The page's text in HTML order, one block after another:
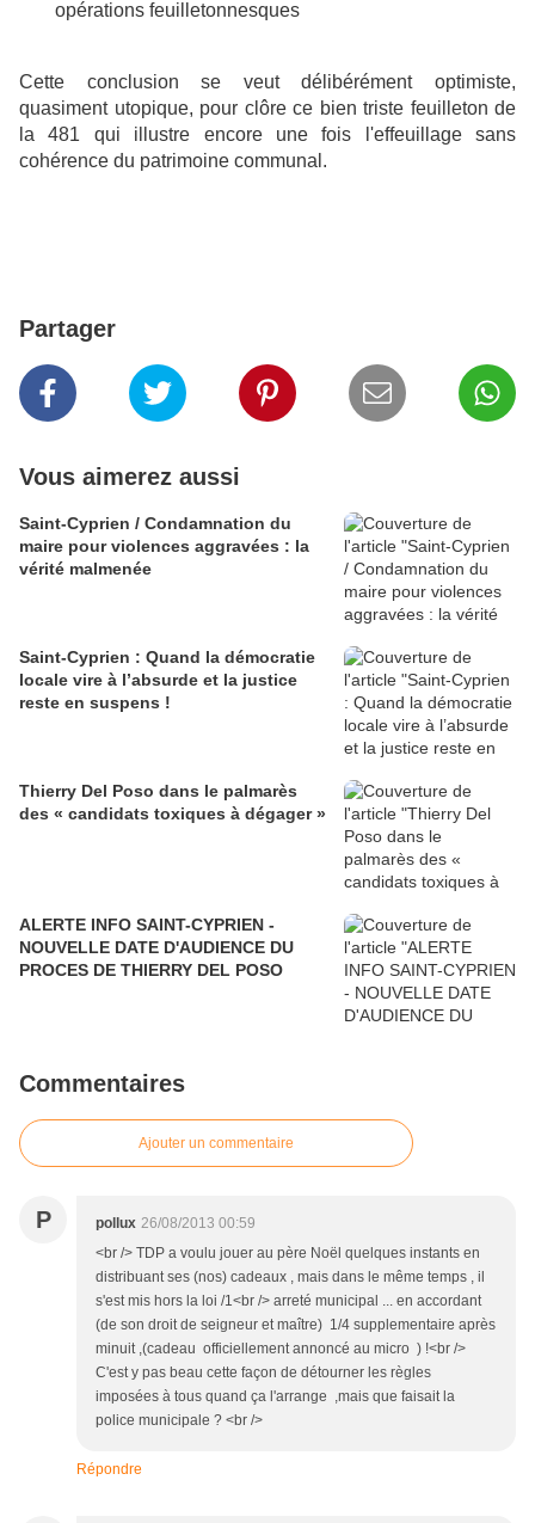
opérations feuilletonnesques
Cette conclusion se veut délibérément optimiste,
quasiment utopique, pour clôre ce bien triste feuilleton de
la 481 qui illustre encore une fois l'effeuillage sans
cohérence du patrimoine communal.
Partager
Vous aimerez aussi
Saint-Cyprien / Condamnation du
maire pour violences aggravées : la
vérité malmenée
Saint-Cyprien : Quand la démocratie
locale vire à l’absurde et la justice
reste en suspens !
Thierry Del Poso dans le palmarès
des « candidats toxiques à dégager »
ALERTE INFO SAINT-CYPRIEN -
NOUVELLE DATE D'AUDIENCE DU
PROCES DE THIERRY DEL POSO
Commentaires
Ajouter un commentaire
P pollux 26/08/2013 00:59
<br /> TDP a voulu jouer au père Noël quelques instants en
distribuant ses (nos) cadeaux , mais dans le même temps , il
s'est mis hors la loi /1<br /> arreté municipal ... en accordant
(de son droit de seigneur et maître) 1/4 supplementaire après
minuit ,(cadeau officiellement annoncé au micro ) !<br />
C'est y pas beau cette façon de détourner les règles
imposées à tous quand ça l'arrange ,mais que faisait la
police municipale ? <br />
Répondre